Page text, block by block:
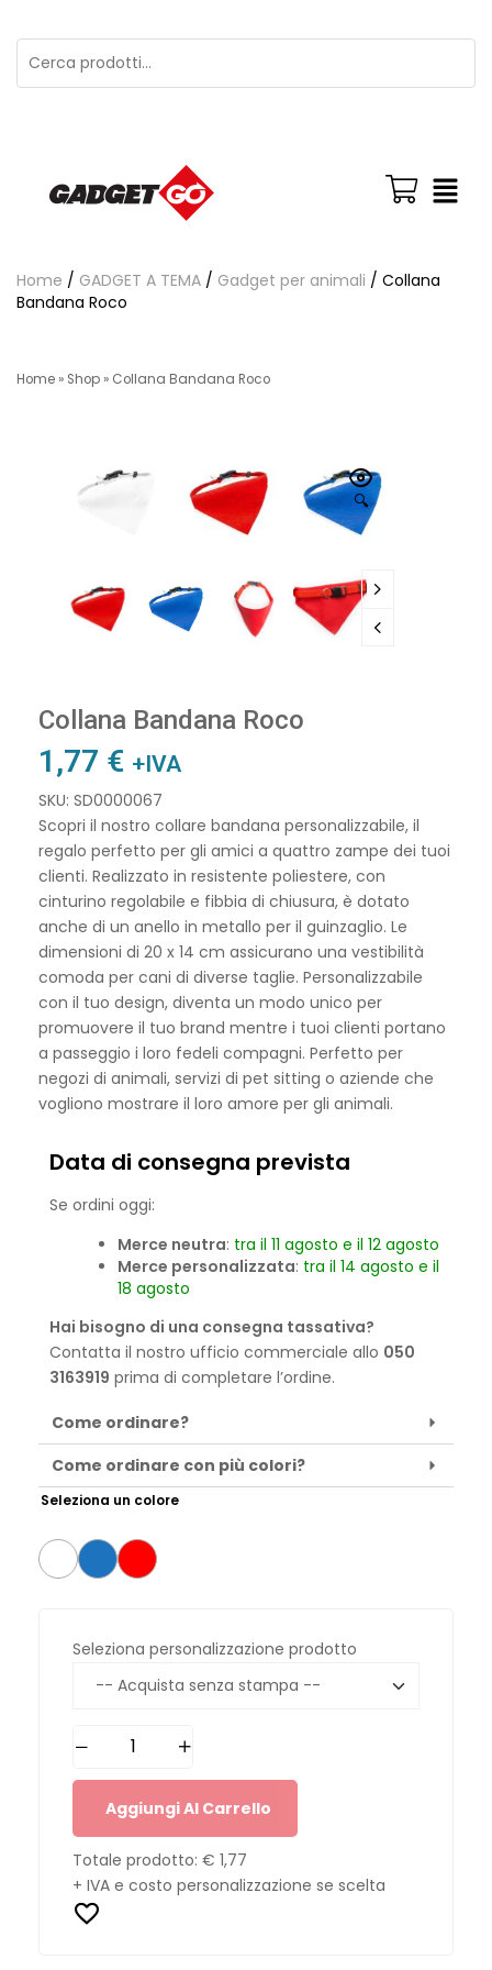
Home / GADGET A TEMA / Gadget per animali / Collana
Bandana Roco
Home » Shop » Collana Bandana Roco
🔍
Collana Bandana Roco
1,77 € +IVA
SKU: SD0000067
Scopri il nostro collare bandana personalizzabile, il
regalo perfetto per gli amici a quattro zampe dei tuoi
clienti. Realizzato in resistente poliestere, con
cinturino regolabile e fibbia di chiusura, è dotato
anche di un anello in metallo per il guinzaglio. Le
dimensioni di 20 x 14 cm assicurano una vestibilità
comoda per cani di diverse taglie. Personalizzabile
con il tuo design, diventa un modo unico per
promuovere il tuo brand mentre i tuoi clienti portano
a passeggio i loro fedeli compagni. Perfetto per
negozi di animali, servizi di pet sitting o aziende che
vogliono mostrare il loro amore per gli animali.
Data di consegna prevista
Se ordini oggi:
Merce neutra: tra il 11 agosto e il 12 agosto
Merce personalizzata: tra il 14 agosto e il
18 agosto
Hai bisogno di una consegna tassativa?
Contatta il nostro ufficio commerciale allo 050
3163919 prima di completare l’ordine.
Come ordinare?
Come ordinare con più colori?
Seleziona un colore
Seleziona personalizzazione prodotto
Aggiungi Al Carrello
Totale prodotto: € 1,77
+ IVA e costo personalizzazione se scelta